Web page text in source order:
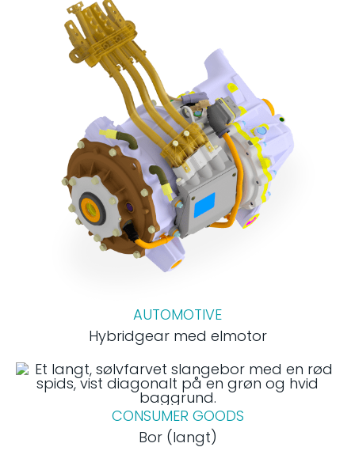
AUTOMOTIVE
Hybridgear med elmotor
CONSUMER GOODS
Bor (langt)